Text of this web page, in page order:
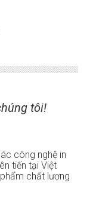
tôi!
công nghệ in
tiến tại Việt
chất lượng